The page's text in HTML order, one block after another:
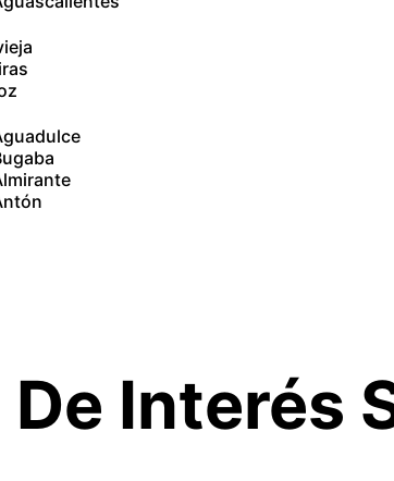
Interés